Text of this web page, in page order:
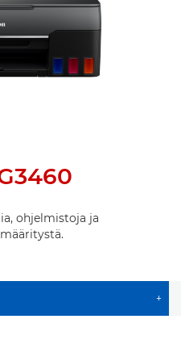
ohjelmistoja ja
+